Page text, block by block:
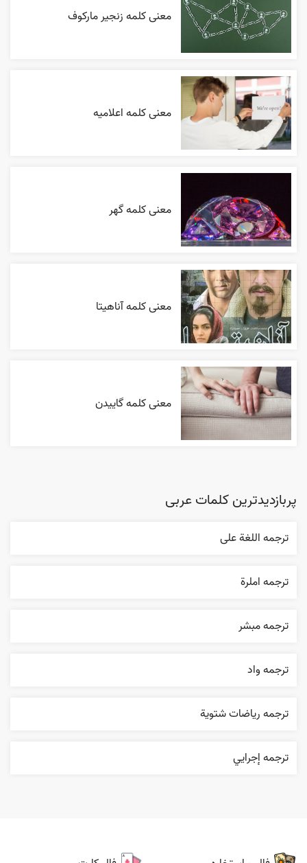
معنی کلمه زنجیر مارکوف
معنی کلمه اعلاميه
معنی کلمه گهر
معنی کلمه آناهیتا
معنی کلمه گاییدن
پربازدیدترین کلمات عربی
ترجمه اللغة علی
ترجمه املرة
ترجمه مبشر
ترجمه واد
ترجمه رياضات شتوية
ترجمه إجرایي